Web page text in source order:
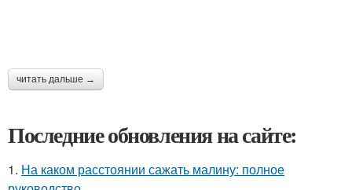
читать дальше →
Последние обновления на сайте:
1. На каком расстоянии сажать малину: полное